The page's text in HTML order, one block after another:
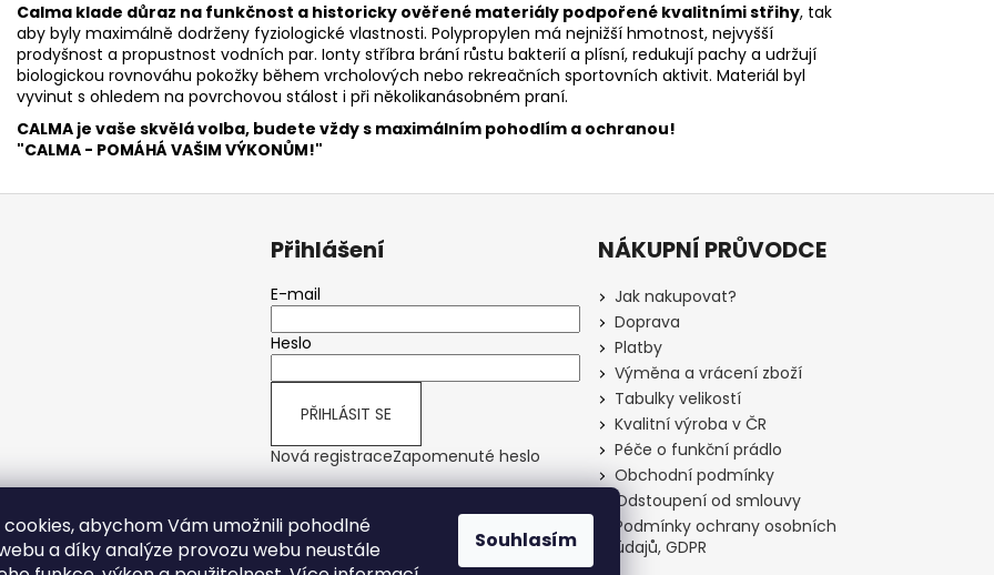
abychom Vám umožnili pohodlné
a díky analýze provozu webu neustále
Souhlasím
Calma klade důraz na funkčnost a historicky ověřené materiály podpořené kvalitními střihy, tak
aby byly maximálně dodrženy fyziologické vlastnosti. Polypropylen má nejnižší hmotnost, nejvyšší
prodyšnost a propustnost vodních par. Ionty stříbra brání růstu bakterií a plísní, redukují pachy a udržují
biologickou rovnováhu pokožky během vrcholových nebo rekreačních sportovních aktivit. Materiál byl
vyvinut s ohledem na povrchovou stálost i při několikanásobném praní.
CALMA je vaše skvělá volba, budete vždy s maximálním pohodlím a ochranou!
"CALMA - POMÁHÁ VAŠIM VÝKONŮM!"
Přihlášení
E-mail
Heslo
PŘIHLÁSIT SE
Nová registraceZapomenuté heslo
NÁKUPNÍ PRŮVODCE
Jak nakupovat?
Doprava
Platby
Výměna a vrácení zboží
Tabulky velikostí
Kvalitní výroba v ČR
Péče o funkční prádlo
Obchodní podmínky
Odstoupení od smlouvy
Podmínky ochrany osobních
údajů, GDPR